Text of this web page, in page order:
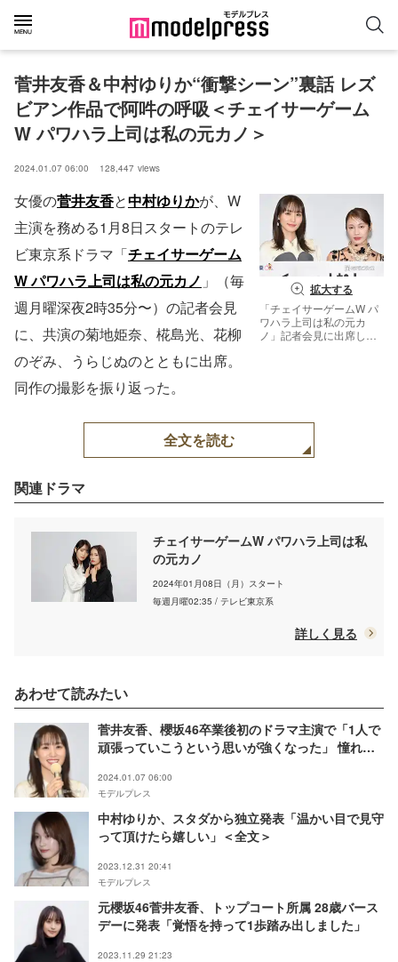
菅井友香＆中村ゆりか“衝撃シーン”裏話 レズ
ビアン作品で阿吽の呼吸＜チェイサーゲーム
W パワハラ上司は私の元カノ＞
2024.01.07 06:00 128,447 views
拡大する
「チェイサーゲームW パ
ワハラ上司は私の元カ
ノ」記者会見に出席した
女優の菅井友香と中村ゆりかが、W
主演を務める1月8日スタートのテレ
ビ東京系ドラマ「チェイサーゲーム
W パワハラ上司は私の元カノ 」（毎
週月曜深夜2時35分〜）の記者会見
に、共演の菊地姫奈、椛島光、花柳
のぞみ、うらじぬのとともに出席。
同作の撮影を振り返った。
全文を読む
関連ドラマ
チェイサーゲームW パワハラ上司は私
の元カノ
2024年01月08日（月）スタート
毎週月曜02:35 / テレビ東京系
詳しく見る
あわせて読みたい
菅井友香、櫻坂46卒業後初のドラマ主演で「1人で
頑張っていこうという思いが強くなった」 憧れの
は私の元カノ＞
2024.01.07 06:00
モデルプレス
中村ゆりか、スタダから独立発表「温かい目で見守
って頂けたら嬉しい」＜全文＞
2023.12.31 20:41
モデルプレス
元櫻坂46菅井友香、トップコート所属 28歳バース
デーに発表「覚悟を持って1歩踏み出しました」
2023.11.29 21:23